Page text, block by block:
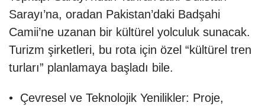
Sarayı’na, oradan Pakistan’daki Badşahi
Camii’ne uzanan bir kültürel yolculuk sunacak.
Turizm şirketleri, bu rota için özel “kültürel tren
turları” planlamaya başladı bile.
• Çevresel ve Teknolojik Yenilikler: Proje,